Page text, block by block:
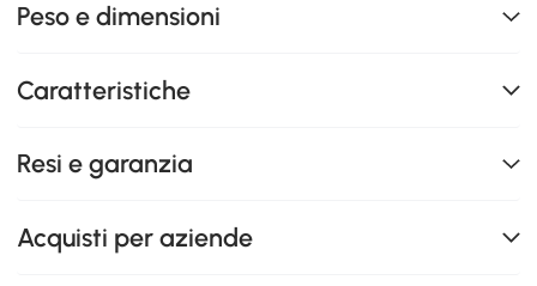
Peso e dimensioni
Caratteristiche
Resi e garanzia
Acquisti per aziende